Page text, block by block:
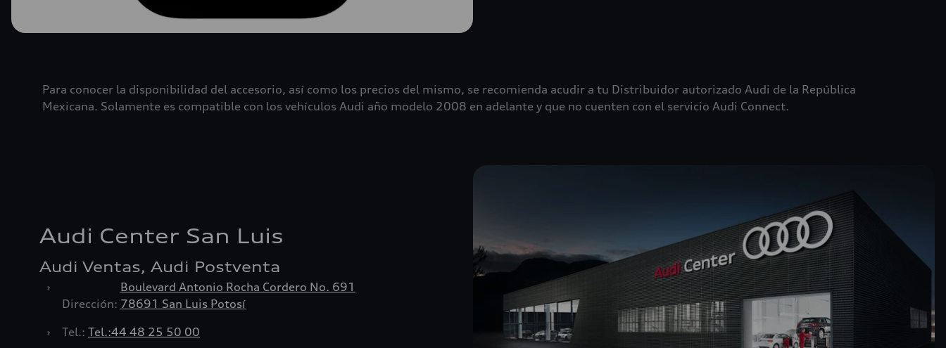
Para conocer la disponibilidad del accesorio, así como los precios del mismo, se recomienda acudir a tu Distribuidor autorizado Audi de la República
Mexicana. Solamente es compatible con los vehículos Audi año modelo 2008 en adelante y que no cuenten con el servicio Audi Connect.
Audi Center San Luis
Audi Ventas, Audi Postventa
›
Dirección:
Boulevard Antonio Rocha Cordero No. 691
78691 San Luis Potosí
›
Tel.: Tel.:44 48 25 50 00